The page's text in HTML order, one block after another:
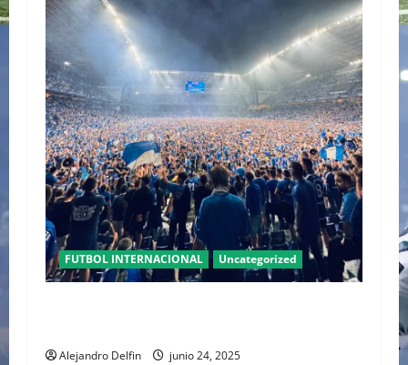
FUTBOL INTERNACIONAL Uncategorized
Alejandro Delfin junio 24, 2025